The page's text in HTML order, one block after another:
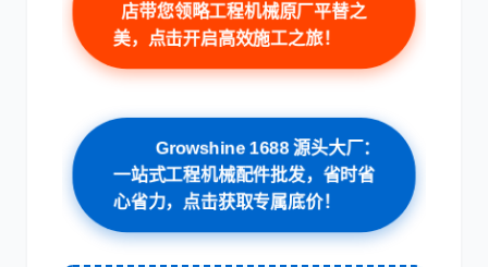
约翰迪尔 徐工
利勃海尔 凯斯
店带您领略工程机械原厂平替之
美，点击开启高效施工之旅！
Growshine 1688 源头大厂：
一站式工程机械配件批发，省时省
心省力，点击获取专属底价！